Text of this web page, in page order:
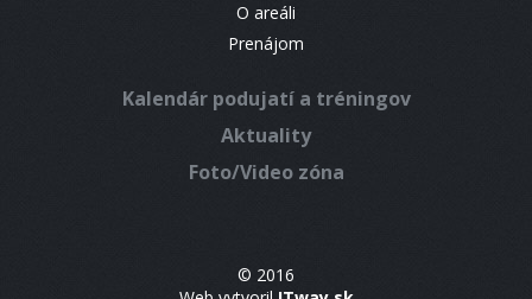
O areáli
Prenájom
Kalendár podujatí a tréningov
Aktuality
Foto/Video zóna
© 2016